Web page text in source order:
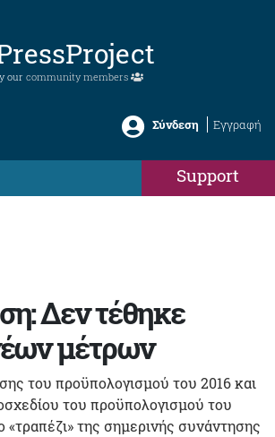
our community members
Σύνδεση Εγγραφή
Support
Δεν τέθηκε
μέτρων
του προϋπολογισμού του 2016 και
του προϋπολογισμού του
«τραπέζι» της σημερινής συνάντησης